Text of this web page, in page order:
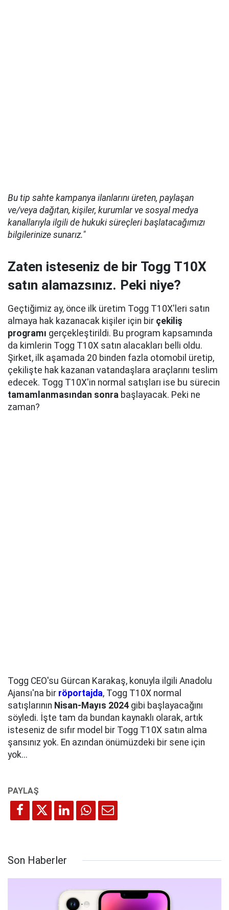
Bu tip sahte kampanya ilanlarını üreten, paylaşan
ve/veya dağıtan, kişiler, kurumlar ve sosyal medya
kanallarıyla ilgili de hukuki süreçleri başlatacağımızı
bilgilerinize sunarız."
Zaten isteseniz de bir Togg T10X
satın alamazsınız. Peki niye?
Geçtiğimiz ay, önce ilk üretim Togg T10X'leri satın
almaya hak kazanacak kişiler için bir çekiliş
programı gerçekleştirildi. Bu program kapsamında
da kimlerin Togg T10X satın alacakları belli oldu.
Şirket, ilk aşamada 20 binden fazla otomobil üretip,
çekilişte hak kazanan vatandaşlara araçlarını teslim
edecek. Togg T10X'in normal satışları ise bu sürecin
tamamlanmasından sonra başlayacak. Peki ne
zaman?
Togg CEO'su Gürcan Karakaş, konuyla ilgili Anadolu
Ajansı'na bir röportajda, Togg T10X normal
satışlarının Nisan-Mayıs 2024 gibi başlayacağını
söyledi. İşte tam da bundan kaynaklı olarak, artık
isteseniz de sıfır model bir Togg T10X satın alma
şansınız yok. En azından önümüzdeki bir sene için
yok...
Son Haberler